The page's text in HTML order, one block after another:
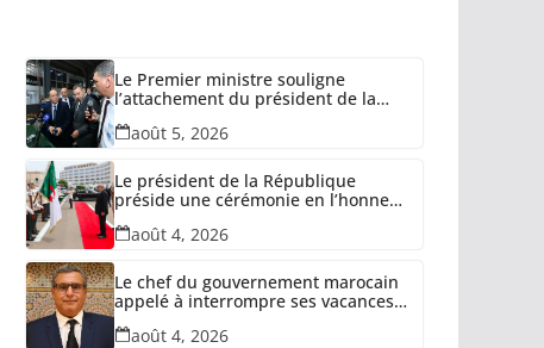
Le Premier ministre souligne
l’attachement du président de la
République à la relance des unités
industrielles confisquées dans le
détournés
août 5, 2026
Le président de la République
préside une cérémonie en l’honneur
des retraités de l’ANP, des familles
de martyrs du devoir national et
lutte antiterroriste
août 4, 2026
Le chef du gouvernement marocain
appelé à interrompre ses vacances
et quitter l’Espagne
août 4, 2026